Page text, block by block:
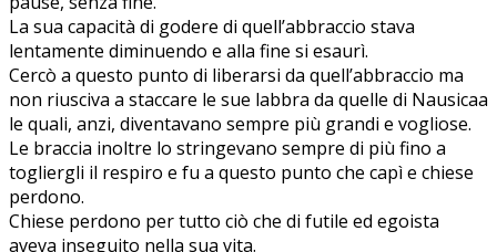
La sua capacità di godere di quell’abbraccio stava
lentamente diminuendo e alla fine si esaurì.
Cercò a questo punto di liberarsi da quell’abbraccio ma
non riusciva a staccare le sue labbra da quelle di Nausicaa
le quali, anzi, diventavano sempre più grandi e vogliose.
Le braccia inoltre lo stringevano sempre di più fino a
togliergli il respiro e fu a questo punto che capì e chiese
perdono.
Chiese perdono per tutto ciò che di futile ed egoista
aveva inseguito nella sua vita.